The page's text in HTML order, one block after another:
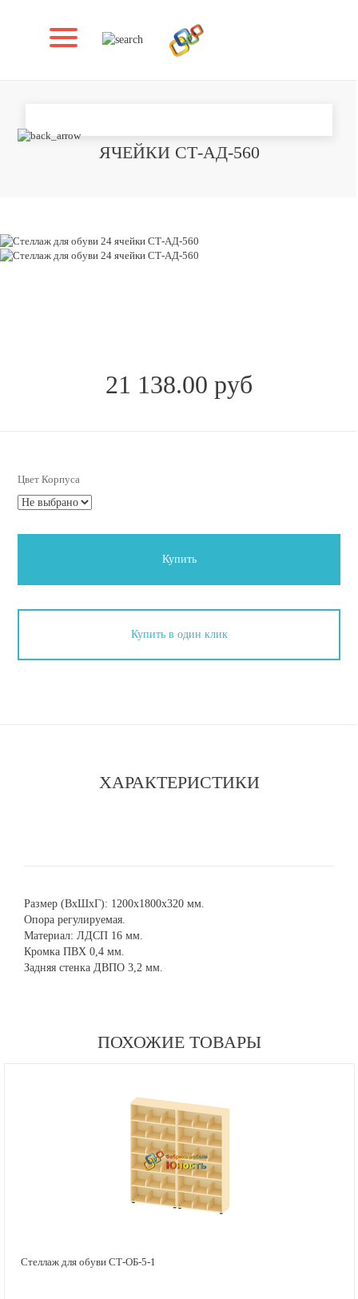
ЯЧЕЙКИ СТ-АД-560
21 138.00 руб
Цвет Корпуса
Купить
Купить в один клик
ХАРАКТЕРИСТИКИ
Размер (ВхШхГ): 1200х1800х320 мм.
Опора регулируемая.
Материал: ЛДСП 16 мм.
Кромка ПВХ 0,4 мм.
Задняя стенка ДВПО 3,2 мм.
ПОХОЖИЕ ТОВАРЫ
Стеллаж для обуви СТ-ОБ-5-1